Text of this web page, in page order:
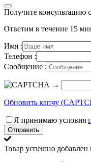
Получите консультацию
Ответим в течение 15
Имя :
Телефон :
Сообщение :
→
Обновить капчу
Я принимаю условия
Отправить
Товар успешно добавлен